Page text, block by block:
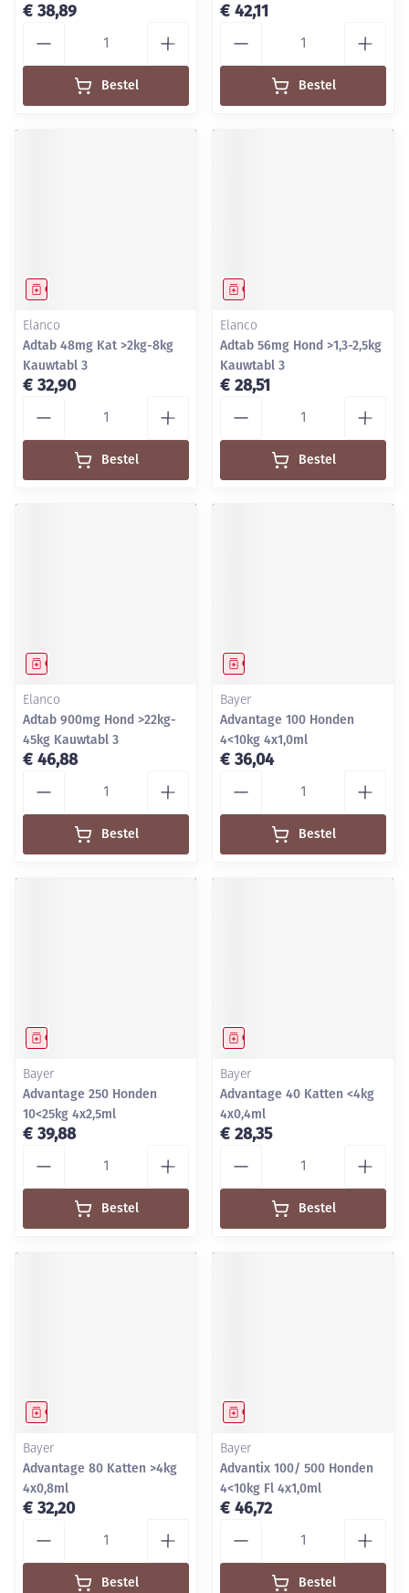
€ 38,89
Bestel
€ 42,11
Bestel
Geneesmiddel
Elanco
Adtab 48mg Kat >2kg-8kg
Kauwtabl 3
€ 32,90
Bestel
Geneesmiddel
Elanco
Adtab 56mg Hond >1,3-2,5kg
Kauwtabl 3
€ 28,51
Bestel
Geneesmiddel
Elanco
Adtab 900mg Hond >22kg-
45kg Kauwtabl 3
€ 46,88
Bestel
Geneesmiddel
Bayer
Advantage 100 Honden
4<10kg 4x1,0ml
€ 36,04
Bestel
Geneesmiddel
Bayer
Advantage 250 Honden
10<25kg 4x2,5ml
€ 39,88
Bestel
Geneesmiddel
Bayer
Advantage 40 Katten <4kg
4x0,4ml
€ 28,35
Bestel
Geneesmiddel
Bayer
Advantage 80 Katten >4kg
4x0,8ml
€ 32,20
Bestel
Geneesmiddel
Bayer
Advantix 100/ 500 Honden
4<10kg Fl 4x1,0ml
€ 46,72
Bestel